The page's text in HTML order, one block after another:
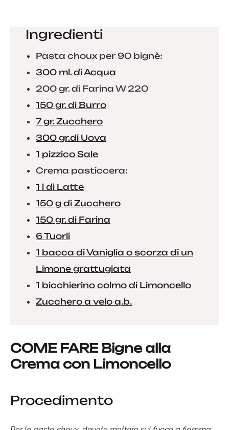
Ingredienti
Pasta choux per 90 bignè:
300 ml. di Acqua
200 gr. di Farina W 220
150 gr. di Burro
7 gr. Zucchero
300 gr.di Uova
1 pizzico Sale
Crema pasticcera:
1 l di Latte
150 g di Zucchero
150 gr. di Farina
6 Tuorli
1 bacca di Vaniglia o scorza di un
Limone grattugiata
1 bicchierino colmo di Limoncello
Zucchero a velo q.b.
COME FARE Bigne alla
Crema con Limoncello
Procedimento